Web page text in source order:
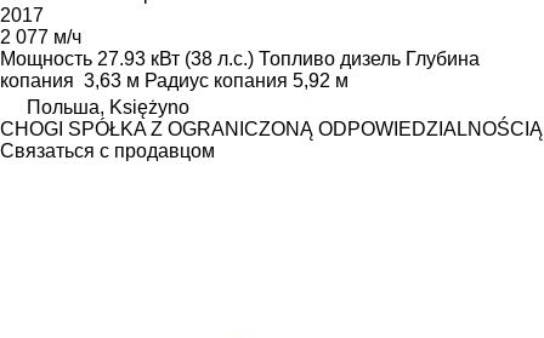
2017
2 077 м/ч
Мощность 27.93 кВт (38 л.с.) Топливо дизель Глубина
копания 3,63 м Радиус копания 5,92 м
Польша, Księżyno
CHOGI SPÓŁKA Z OGRANICZONĄ ODPOWIEDZIALNOŚCIĄ
Связаться с продавцом